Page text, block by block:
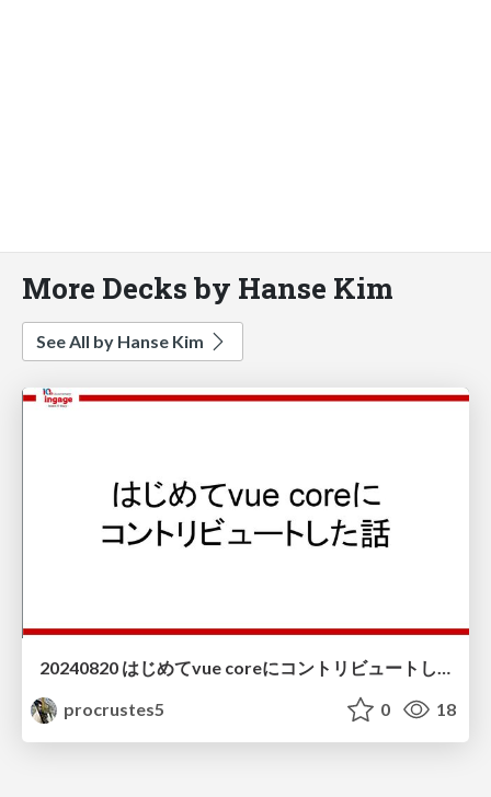
More Decks by Hanse Kim
See All by Hanse Kim
20240820 はじめてvue coreにコントリビュートした話
procrustes5
0 18